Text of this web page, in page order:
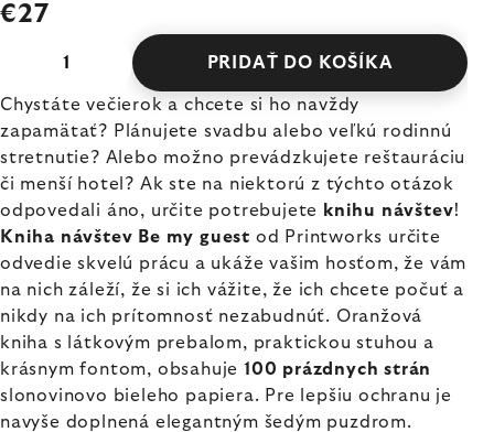
€27
PRIDAŤ DO KOŠÍKA
Chystáte večierok a chcete si ho navždy
zapamätať? Plánujete svadbu alebo veľkú rodinnú
stretnutie? Alebo možno prevádzkujete reštauráciu
či menší hotel? Ak ste na niektorú z týchto otázok
odpovedali áno, určite potrebujete
knihu návštev!
Kniha návštev Be my guest od Printworks určite
odvedie skvelú prácu a ukáže vašim hosťom, že vám
na nich záleží, že si ich vážite, že ich chcete počuť a
nikdy na ich prítomnosť nezabudnúť. Oranžová
kniha s látkovým prebalom, praktickou stuhou a
krásnym fontom, obsahuje100 prázdnych strán
slonovinovo bieleho papiera. Pre lepšiu ochranu je
navyše doplnená elegantným šedým puzdrom.